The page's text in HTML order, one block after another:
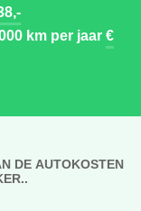
km per jaar€
DE AUTOKOSTEN